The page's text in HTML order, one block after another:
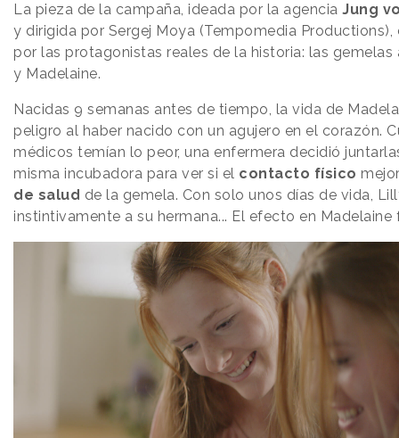
La pieza de la campaña, ideada por la agencia Jung
y dirigida por Sergej Moya (Tempomedia Productions),
por las protagonistas reales de la historia: las gemelas
y Madelaine.
Nacidas 9 semanas antes de tiempo, la vida de
peligro al haber nacido con un agujero en el corazón.
médicos temían lo peor, una enfermera decidió
misma incubadora para ver si el contacto físico
de salud de la gemela. Con solo unos días de vida,
instintivamente a su hermana... El efecto en Madelaine